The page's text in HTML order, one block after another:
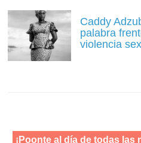
Caddy
palabra
violencia